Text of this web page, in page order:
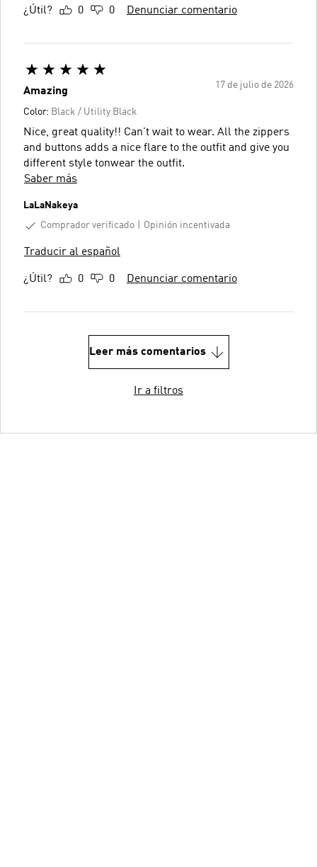
¿Útil? 0 0 Denunciar comentario
17 de julio de 2026
Amazing
Color: Black / Utility Black
Nice, great quality!! Can't wait to wear. All the zippers
and buttons adds a nice flare to the outfit and give you
different style tonwear the outfit.
Saber más
LaLaNakeya
Comprador verificado
Opinión incentivada
Traducir al español
¿Útil? 0 0 Denunciar comentario
Leer más comentarios
Ir a filtros